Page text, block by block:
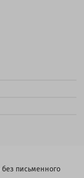
письменного